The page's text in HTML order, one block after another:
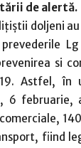
de alertă.
doljeni
si
Astfel, în
6
fiind